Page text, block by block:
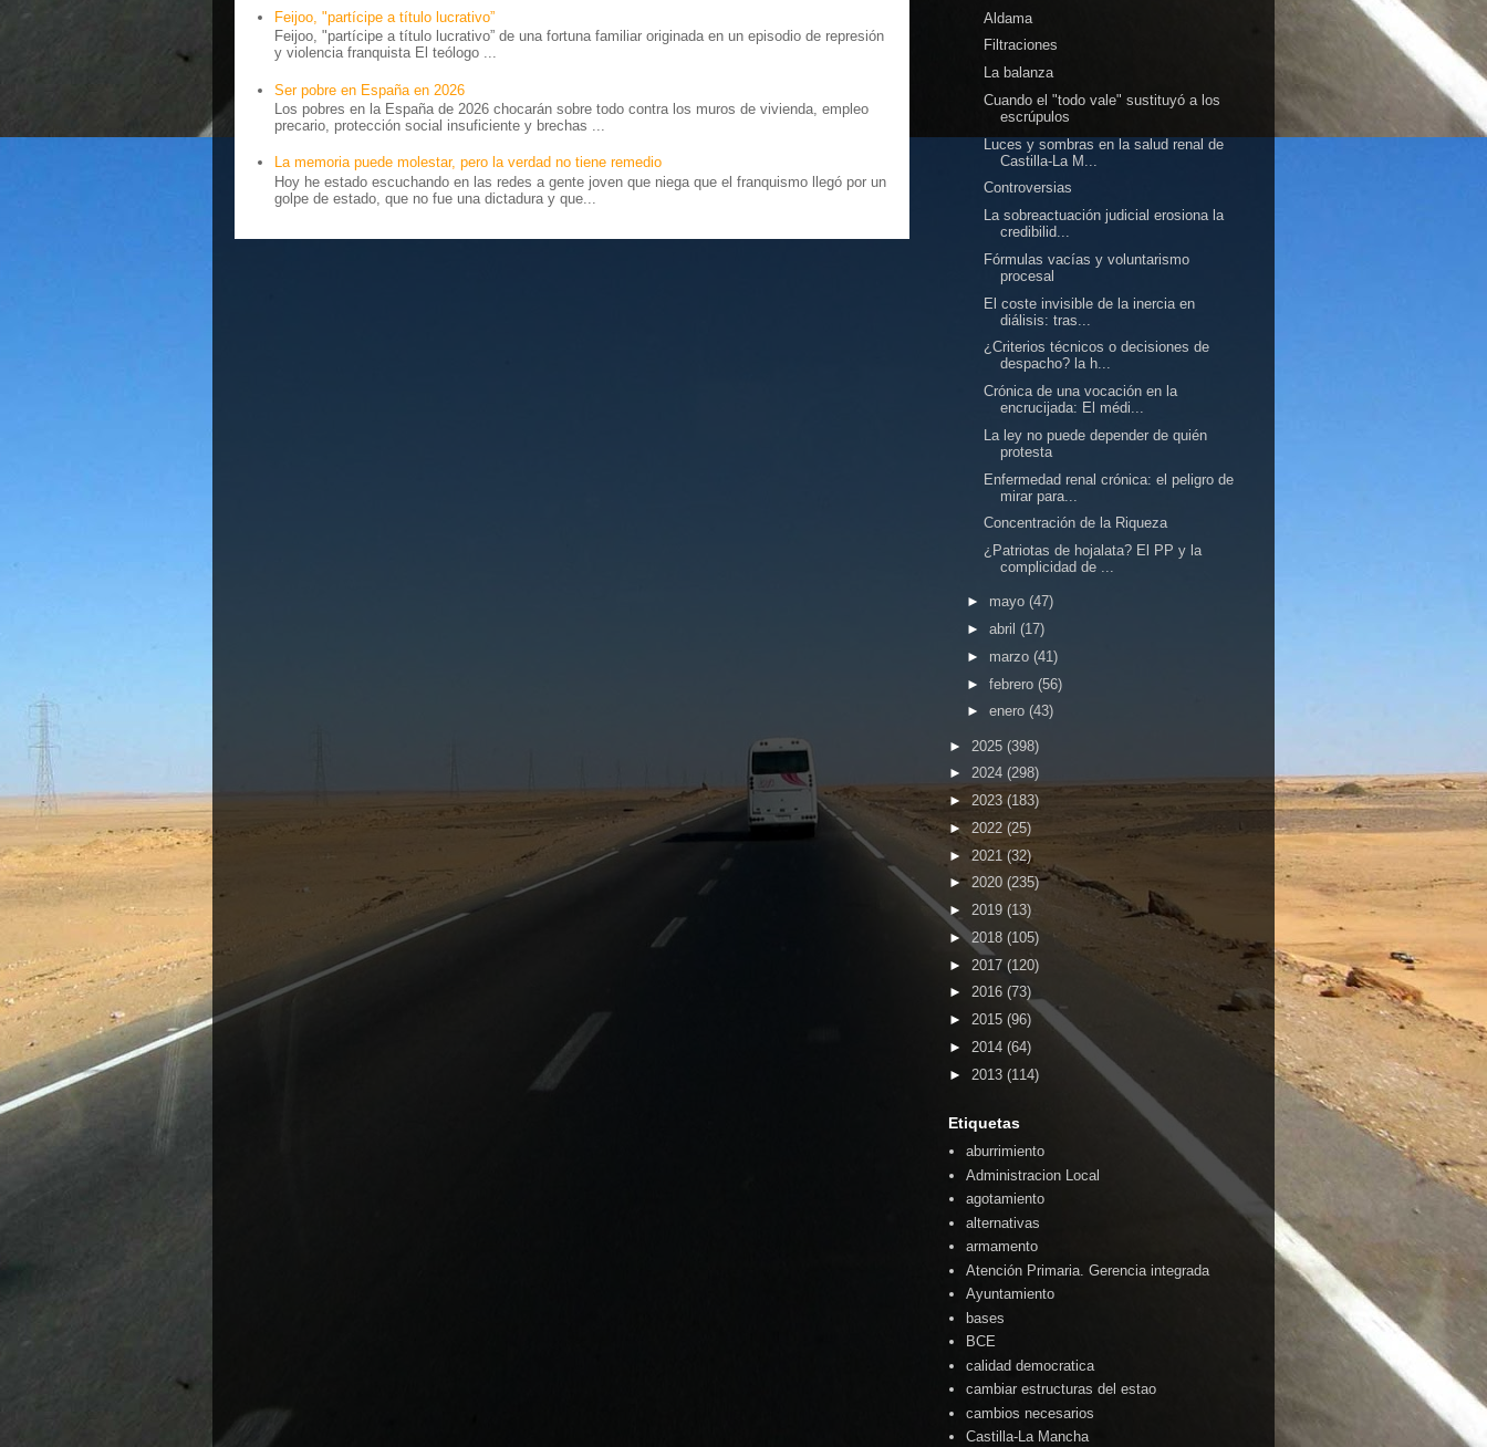
Feijoo, "partícipe a título lucrativo”
Feijoo, "partícipe a título lucrativo” de una fortuna familiar originada en un episodio de represión
y violencia franquista El teólogo ...
Ser pobre en España en 2026
Los pobres en la España de 2026 chocarán sobre todo contra los muros de vivienda, empleo
precario, protección social insuficiente y brechas ...
La memoria puede molestar, pero la verdad no tiene remedio
Hoy he estado escuchando en las redes a gente joven que niega que el franquismo llegó por un
golpe de estado, que no fue una dictadura y que...
Aldama
Filtraciones
La balanza
Cuando el "todo vale" sustituyó a los
escrúpulos
Luces y sombras en la salud renal de
Castilla-La M...
Controversias
La sobreactuación judicial erosiona la
credibilid...
Fórmulas vacías y voluntarismo
procesal
El coste invisible de la inercia en
diálisis: tras...
¿Criterios técnicos o decisiones de
despacho? la h...
Crónica de una vocación en la
encrucijada: El médi...
La ley no puede depender de quién
protesta
Enfermedad renal crónica: el peligro de
mirar para...
Concentración de la Riqueza
¿Patriotas de hojalata? El PP y la
complicidad de ...
► mayo (47)
► abril (17)
► marzo (41)
► febrero (56)
► enero (43)
► 2025 (398)
► 2024 (298)
► 2023 (183)
► 2022 (25)
►2021(32)
► 2020 (235)
► 2019 (13)
► 2018 (105)
► 2017 (120)
► 2016 (73)
► 2015 (96)
► 2014 (64)
► 2013 (114)
Etiquetas
aburrimiento
Administracion Local
agotamiento
alternativas
armamento
Atención Primaria. Gerencia integrada
Ayuntamiento
bases
BCE
calidad democratica
cambiar estructuras del estao
cambios necesarios
Castilla-La Mancha